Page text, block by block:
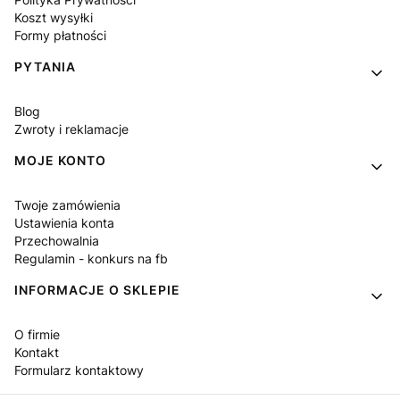
Koszt wysyłki
Formy płatności
PYTANIA
Blog
Zwroty i reklamacje
MOJE KONTO
Twoje zamówienia
Ustawienia konta
Przechowalnia
Regulamin - konkurs na fb
INFORMACJE O SKLEPIE
O firmie
Kontakt
Formularz kontaktowy